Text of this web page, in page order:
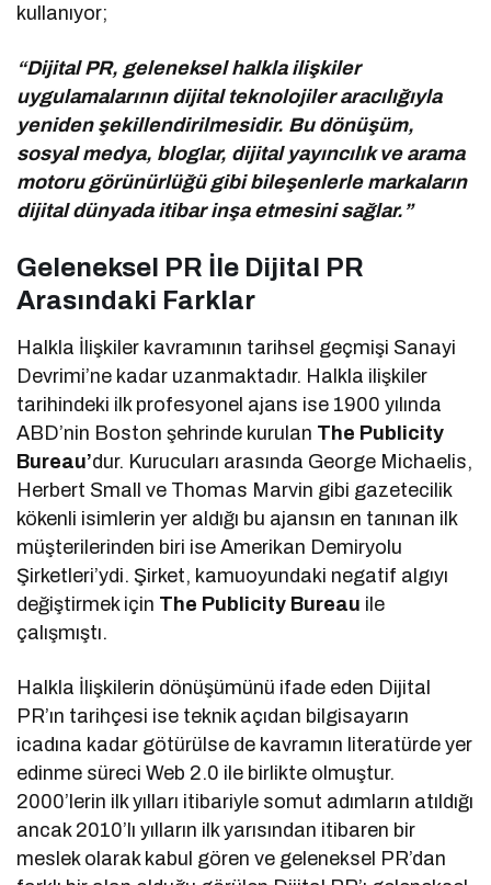
kullanıyor;
“Dijital PR, geleneksel halkla ilişkiler
uygulamalarının dijital teknolojiler aracılığıyla
yeniden şekillendirilmesidir. Bu dönüşüm,
sosyal medya, bloglar, dijital yayıncılık ve arama
motoru görünürlüğü gibi bileşenlerle markaların
dijital dünyada itibar inşa etmesini sağlar.”
Geleneksel PR İle Dijital PR
Arasındaki Farklar
Halkla İlişkiler kavramının tarihsel geçmişi Sanayi
Devrimi’ne kadar uzanmaktadır. Halkla ilişkiler
tarihindeki ilk profesyonel ajans ise 1900 yılında
ABD’nin Boston şehrinde kurulan The Publicity
Bureau’dur. Kurucuları arasında George Michaelis,
Herbert Small ve Thomas Marvin gibi gazetecilik
kökenli isimlerin yer aldığı bu ajansın en tanınan ilk
müşterilerinden biri ise Amerikan Demiryolu
Şirketleri’ydi. Şirket, kamuoyundaki negatif algıyı
değiştirmek için The Publicity Bureau ile
çalışmıştı.
Halkla İlişkilerin dönüşümünü ifade eden Dijital
PR’ın tarihçesi ise teknik açıdan bilgisayarın
icadına kadar götürülse de kavramın literatürde yer
edinme süreci Web 2.0 ile birlikte olmuştur.
2000’lerin ilk yılları itibariyle somut adımların atıldığı
ancak 2010’lı yılların ilk yarısından itibaren bir
meslek olarak kabul gören ve geleneksel PR’dan